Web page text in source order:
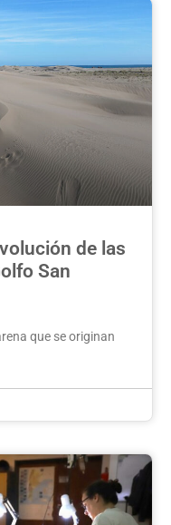
de las
San
que se originan